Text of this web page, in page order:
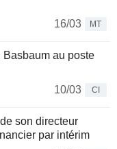
16/03
MT
Basbaum au poste
10/03
CI
son directeur
par intérim